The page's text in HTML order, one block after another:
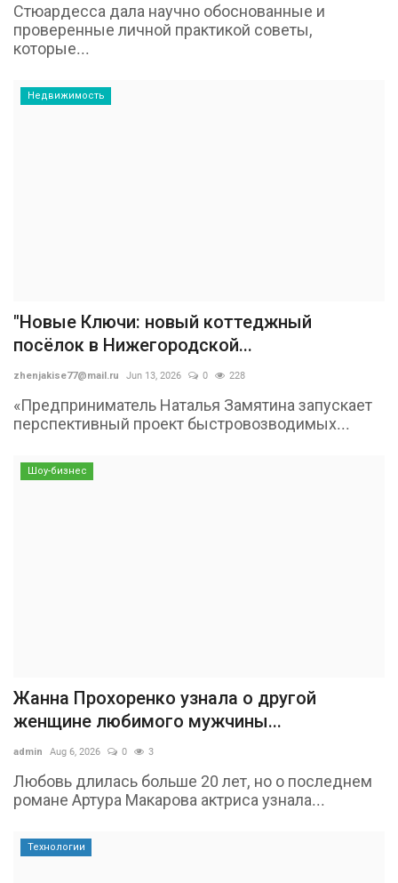
Стюардесса дала научно обоснованные и
проверенные личной практикой советы,
которые...
Недвижимость
"Новые Ключи: новый коттеджный
посёлок в Нижегородской...
zhenjakise77@mail.ru Jun 13, 2026 0 228
«Предприниматель Наталья Замятина запускает
перспективный проект быстровозводимых...
Шоу-бизнес
Жанна Прохоренко узнала о другой
женщине любимого мужчины...
admin Aug 6, 2026 0 3
Любовь длилась больше 20 лет, но о последнем
романе Артура Макарова актриса узнала...
Технологии